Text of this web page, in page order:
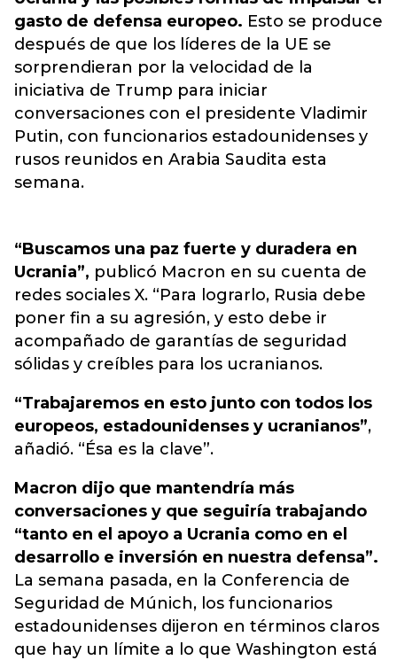
gasto de defensa europeo. Esto se produce
después de que los líderes de la UE se
sorprendieran por la velocidad de la
iniciativa de Trump para iniciar
conversaciones con el presidente Vladimir
Putin, con funcionarios estadounidenses y
rusos reunidos en Arabia Saudita esta
semana.
“Buscamos una paz fuerte y duradera en
Ucrania”, publicó Macron en su cuenta de
redes sociales X. “Para lograrlo, Rusia debe
poner fin a su agresión, y esto debe ir
acompañado de garantías de seguridad
sólidas y creíbles para los ucranianos.
“Trabajaremos en esto junto con todos los
europeos, estadounidenses y ucranianos”,
añadió. “Ésa es la clave”.
Macron dijo que mantendría más
conversaciones y que seguiría trabajando
“tanto en el apoyo a Ucrania como en el
desarrollo e inversión en nuestra defensa”.
La semana pasada, en la Conferencia de
Seguridad de Múnich, los funcionarios
estadounidenses dijeron en términos claros
que hay un límite a lo que Washington está